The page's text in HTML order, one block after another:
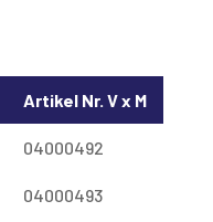
Artikel Nr. V x M
04000492
04000493